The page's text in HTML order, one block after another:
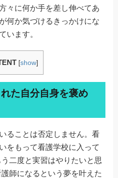
々に何か手を差し伸べてあ
何か気づけるきっかけにな
います。
[show]
た自分自身を褒め
ることは否定しません。看
をもって看護学校に入って
二度と実習はやりたいと思
師になるという夢を叶えた